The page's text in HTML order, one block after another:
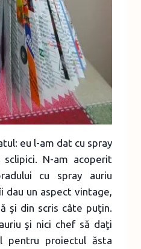
eu l-am dat cu spray
N-am acoperit
cu spray auriu
dau un aspect vintage,
şi din scris câte puţin.
şi nici chef să daţi
pentru proiectul ăsta